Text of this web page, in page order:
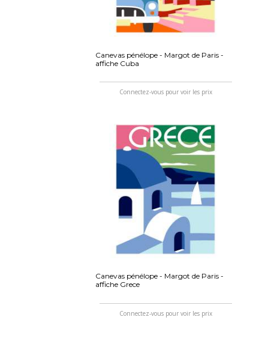
Canevas pénélope - Margot de Paris -
affiche Cuba
Connectez-vous pour voir les prix
Canevas pénélope - Margot de Paris -
affiche Grece
Connectez-vous pour voir les prix